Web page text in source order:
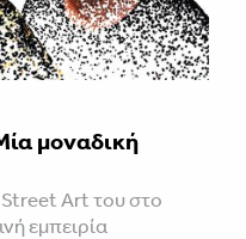
μοναδική
Street Art του στο
εμπειρία